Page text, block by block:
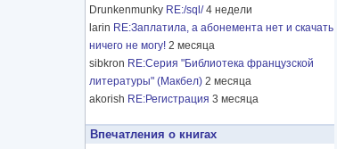
Drunkenmunky RE:/sql/ 4 недели
larin RE:Заплатила, а абонемента нет и скачать
ничего не могу! 2 месяца
sibkron RE:Серия "Библиотека французской
литературы" (Макбел) 2 месяца
akorish RE:Регистрация 3 месяца
Впечатления о книгах